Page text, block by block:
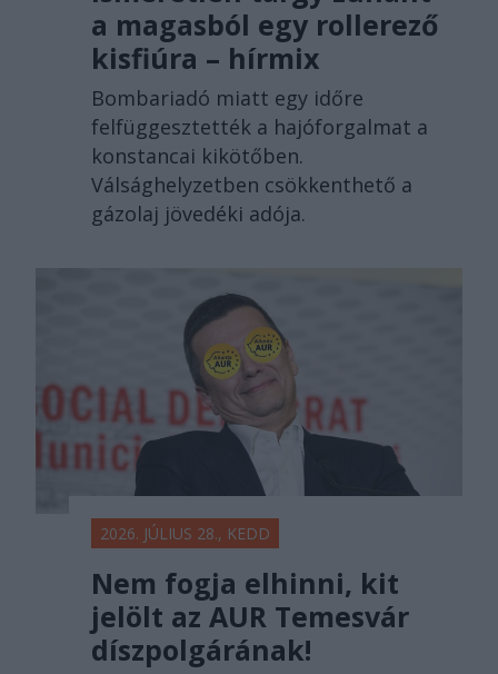
a magasból egy rollerező
kisfiúra – hírmix
Bombariadó miatt egy időre
felfüggesztették a hajóforgalmat a
konstancai kikötőben.
Válsághelyzetben csökkenthető a
gázolaj jövedéki adója.
2026. JÚLIUS 28., KEDD
Nem fogja elhinni, kit
jelölt az AUR Temesvár
díszpolgárának!